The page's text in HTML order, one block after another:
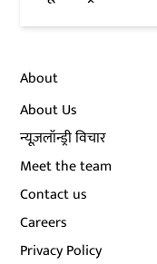
About
About Us
न्यूज़लॉन्ड्री विचार
Meet the team
Contact us
Careers
Privacy Policy